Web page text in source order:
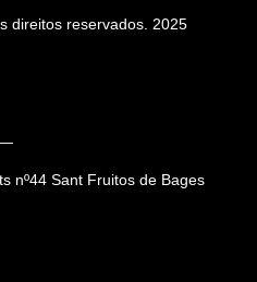
direitos reservados. 2025
nº44 Sant Fruitos de Bages